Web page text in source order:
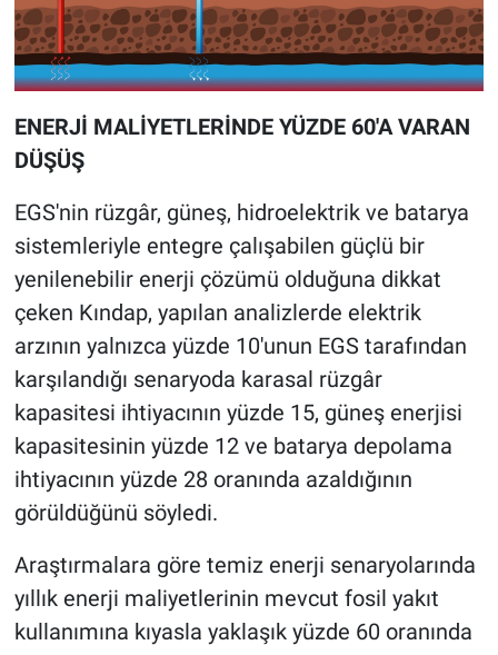
ENERJİ MALİYETLERİNDE YÜZDE 60'A VARAN
DÜŞÜŞ
EGS'nin rüzgâr, güneş, hidroelektrik ve batarya
sistemleriyle entegre çalışabilen güçlü bir
yenilenebilir enerji çözümü olduğuna dikkat
çeken Kındap, yapılan analizlerde elektrik
arzının yalnızca yüzde 10'unun EGS tarafından
karşılandığı senaryoda karasal rüzgâr
kapasitesi ihtiyacının yüzde 15, güneş enerjisi
kapasitesinin yüzde 12 ve batarya depolama
ihtiyacının yüzde 28 oranında azaldığının
görüldüğünü söyledi.
Araştırmalara göre temiz enerji senaryolarında
yıllık enerji maliyetlerinin mevcut fosil yakıt
kullanımına kıyasla yaklaşık yüzde 60 oranında